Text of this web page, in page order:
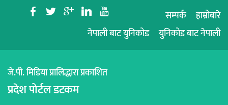
b a c j r सम्पर्क
हाम्रोबारे
नेपाली बाट युनिकोड
युनिकोड बाट नेपाली
जे.पी. मिडिया प्रालिद्धारा प्रकाशित
प्रदेश पोर्टल डटकम